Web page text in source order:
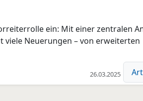
ein: Mit einer zentralen
Neuerungen – von erweiterten
26.03.2025